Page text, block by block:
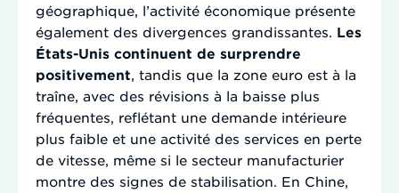
géographique, l’activité économique présente
également des divergences grandissantes. Les
États-Unis continuent de surprendre
positivement, tandis que la zone euro est à la
traîne, avec des révisions à la baisse plus
fréquentes, reflétant une demande intérieure
plus faible et une activité des services en perte
de vitesse, même si le secteur manufacturier
montre des signes de stabilisation. En Chine,